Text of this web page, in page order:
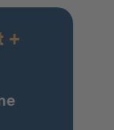
+